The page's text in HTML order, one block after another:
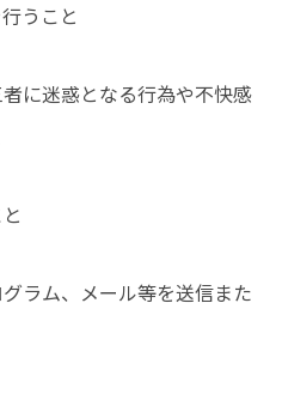
うこと
に迷惑となる行為や不快感
ラム、メール等を送信また